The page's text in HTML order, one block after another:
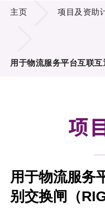
技术商品化
合作计划
征求研发项目计
项目伙伴
项目及资助计划
主页 项目及资助
用于物流服务平台互联互
项
用于物流服务
别交换闸（RIG